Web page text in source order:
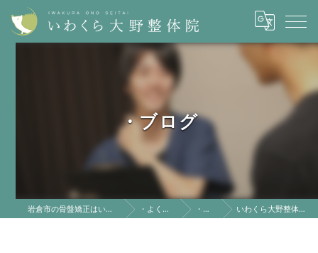
・ブログ
岩倉市の骨盤矯正はいわくら大野整体院 ・よくある質問 ・ブログ いわくら大野整体院のコロナ対策